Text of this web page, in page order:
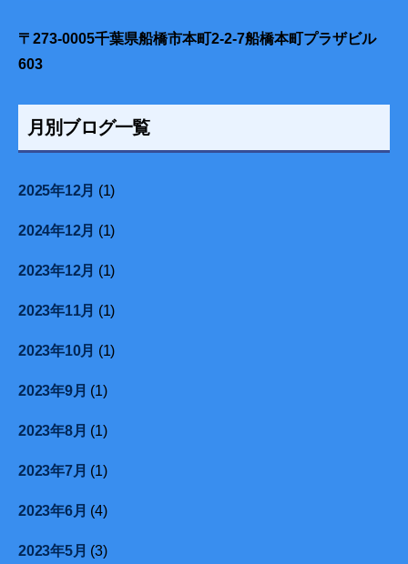
〒273-0005千葉県船橋市本町2-2-7船橋本町プラザビル
603
月別ブログ一覧
2025年12月 (1)
2024年12月 (1)
2023年12月 (1)
2023年11月 (1)
2023年10月 (1)
2023年9月 (1)
2023年8月 (1)
2023年7月 (1)
2023年6月 (4)
2023年5月 (3)